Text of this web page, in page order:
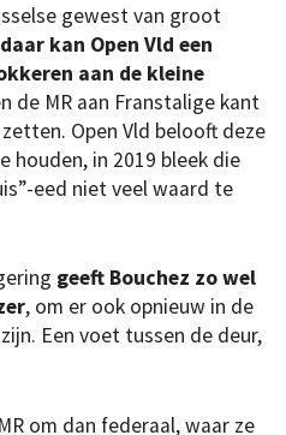
gewest van groot
daar kan Open Vld een
aan de kleine
de MR aan Franstalige kant
Open Vld belooft deze
houden, in 2019 bleek die
eed niet veel waard te
geeft Bouchez zo wel
, om er ook opnieuw in de
Een voet tussen de deur,
om dan federaal, waar ze